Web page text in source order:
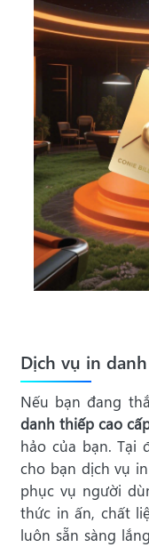
Dịch vụ in
Nếu bạn đang
danh thiếp cao
hảo của bạn. Tại
cho bạn dịch vụ
phục vụ người
thức in ấn, chất
luôn sẵn sàng